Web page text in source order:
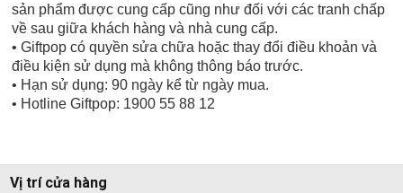
sản phẩm được cung cấp cũng như đối với các tranh chấp
về sau giữa khách hàng và nhà cung cấp.
• Giftpop có quyền sửa chữa hoặc thay đổi điều khoản và
điều kiện sử dụng mà không thông báo trước.
• Hạn sử dụng: 90 ngày kể từ ngày mua.
• Hotline Giftpop: 1900 55 88 12
Vị trí cửa hàng